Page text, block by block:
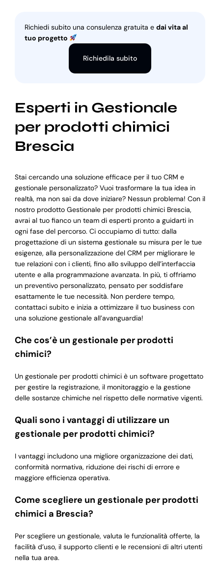
Richiedi subito una consulenza gratuita e dai vita al
tuo progetto
Richiedila subito
Esperti in Gestionale
per prodotti chimici
Brescia
Stai cercando una soluzione efficace per il tuo CRM e
gestionale personalizzato? Vuoi trasformare la tua idea in
realtà, ma non sai da dove iniziare? Nessun problema! Con il
nostro prodotto Gestionale per prodotti chimici Brescia,
avrai al tuo fianco un team di esperti pronto a guidarti in
ogni fase del percorso. Ci occupiamo di tutto: dalla
progettazione di un sistema gestionale su misura per le tue
esigenze, alla personalizzazione del CRM per migliorare le
tue relazioni con i clienti, fino allo sviluppo dell’interfaccia
utente e alla programmazione avanzata. In più, ti offriamo
un preventivo personalizzato, pensato per soddisfare
esattamente le tue necessità. Non perdere tempo,
contattaci subito e inizia a ottimizzare il tuo business con
una soluzione gestionale all’avanguardia!
Che cos’è un gestionale per prodotti
chimici?
Un gestionale per prodotti chimici è un software progettato
per gestire la registrazione, il monitoraggio e la gestione
delle sostanze chimiche nel rispetto delle normative vigenti.
Quali sono i vantaggi di utilizzare un
gestionale per prodotti chimici?
I vantaggi includono una migliore organizzazione dei dati,
conformità normativa, riduzione dei rischi di errore e
maggiore efficienza operativa.
Come scegliere un gestionale per prodotti
chimici a Brescia?
Per scegliere un gestionale, valuta le funzionalità offerte, la
facilità d’uso, il supporto clienti e le recensioni di altri utenti
nella tua area.